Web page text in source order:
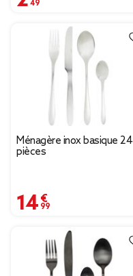
Ménagère inox basique 24
pièces
14,99 €